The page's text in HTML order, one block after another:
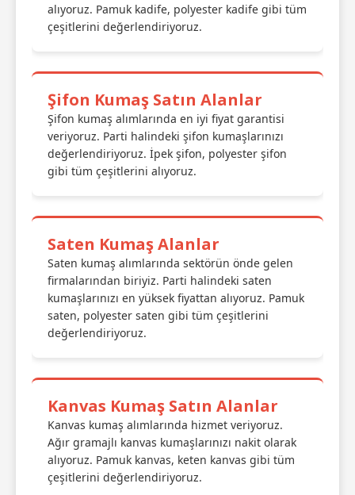
alıyoruz. Pamuk kadife, polyester kadife gibi tüm
çeşitlerini değerlendiriyoruz.
Şifon Kumaş Satın Alanlar
Şifon kumaş alımlarında en iyi fiyat garantisi
veriyoruz. Parti halindeki şifon kumaşlarınızı
değerlendiriyoruz. İpek şifon, polyester şifon
gibi tüm çeşitlerini alıyoruz.
Saten Kumaş Alanlar
Saten kumaş alımlarında sektörün önde gelen
firmalarından biriyiz. Parti halindeki saten
kumaşlarınızı en yüksek fiyattan alıyoruz. Pamuk
saten, polyester saten gibi tüm çeşitlerini
değerlendiriyoruz.
Kanvas Kumaş Satın Alanlar
Kanvas kumaş alımlarında hizmet veriyoruz.
Ağır gramajlı kanvas kumaşlarınızı nakit olarak
alıyoruz. Pamuk kanvas, keten kanvas gibi tüm
çeşitlerini değerlendiriyoruz.